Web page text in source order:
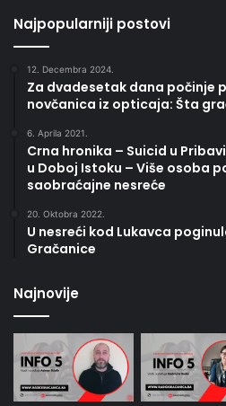
Najpopularniji postovi
12. Decembra 2024.
Za dvadesetak dana počinje
novčanica iz opticaja: Šta
6. Aprila 2021.
Crna hronika – Suicid u
u Doboj Istoku – Više osoba
saobraćajne nesreće
20. Oktobra 2022.
U nesreći kod Lukavca
Gračanice
Najnovije